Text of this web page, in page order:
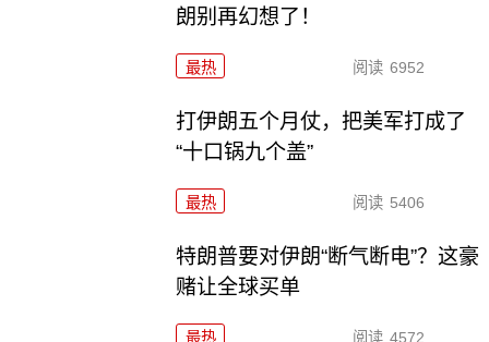
朗别再幻想了！
最热 阅读 6952
打伊朗五个月仗，把美军打成了
“十口锅九个盖”
最热 阅读 5406
特朗普要对伊朗“断气断电”？这豪
赌让全球买单
最热 阅读 4572